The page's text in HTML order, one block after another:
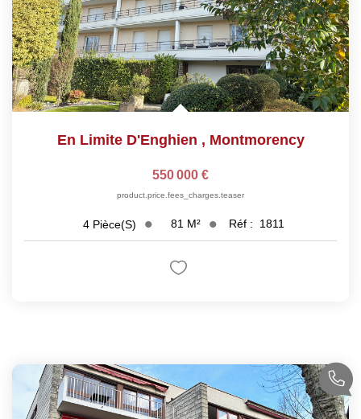
En Limite D'Enghien , Montmorency
550 000 €
product.price.fees_charges.teaser
4 Pièce(s) 81 M² Réf : 1811